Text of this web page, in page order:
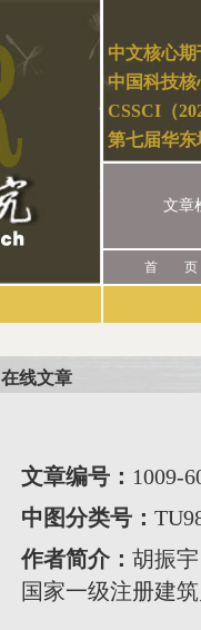
中文核心期
中国科技核
CSSCI（
第七届华
文章
首 页
在线文章
文章编号： 1009-
中图分类号：
作者简介： 胡振
国家一级注册建